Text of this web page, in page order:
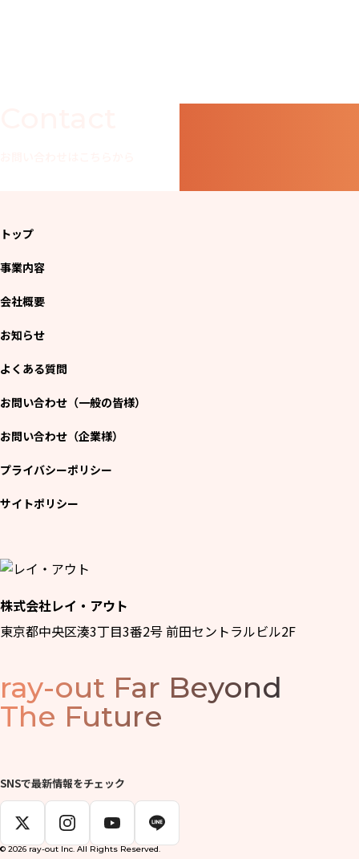
株式会社レイ・アウト
東京都中央区湊3丁目3番2号 前田セントラルビル2F
トップ
事業内容
会社概要
お知らせ
よくある質問
お問い合わせ（一般の皆様）
お問い合わせ（企業様）
プライバシーポリシー
サイトポリシー
ray-out Far Beyond
The Future
SNSで最新情報をチェック
© 2026 ray-out Inc. All Rights Reserved.